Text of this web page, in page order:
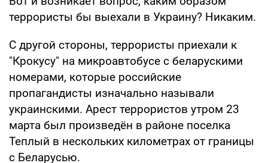
террористы бы выехали в Украину? Никаким.
С другой стороны, террористы приехали к
"Крокусу" на микроавтобусе с беларускими
номерами, которые российские
пропагандисты изначально называли
украинскими. Арест террористов утром 23
марта был произведён в районе поселка
Теплый в нескольких километрах от границы
с Беларусью.